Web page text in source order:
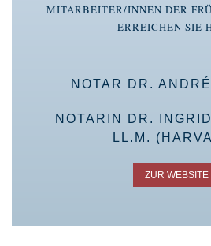
MITARBEITER/INNEN DER
ERREICHEN SIE
NOTAR DR.
NOTARIN DR.
LL.M.
ZUR WEBSITE